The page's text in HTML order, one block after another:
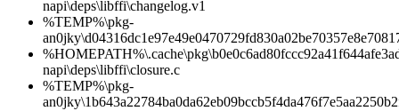
napi\deps\libffi\changelog.v1
%TEMP%\pkg-
napi\deps\libffi\closure.c
%TEMP%\pkg-